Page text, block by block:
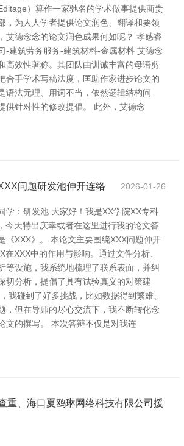
）算作一家驰名的学术做事提供商贵
，为人人学者提供论文润色、翻译和要领
艾德念念的论文润色成果何如呢？ 孝感睿
-建筑劳务服务-建筑材料-金属材料 艾德念
高效性著称。其团队由训诫丰富的母语剪
合手学术写稿法度，匡助作家进步论文的
语法无理、用词不当，依然逻辑结构问
供针对性的修改提倡。 此外，艾德念
问题研发池伸开连络 2026-01-26
学：研发池 大家好！我是XX学院XX专科
今天特出庆幸或者在这里进行我的论文答
《XXX》。 本论文主要围绕XXX问题伸开
在XXX中的作用与影响。通过文件分析、
等设施，我系统地梳理了联系表面，并纠
切分析，提倡了具有试验真义的对策建
我碰到了好多挑战，比如数据得到繁难、
，但在导师的尽心交流下，我不断转化念
文的撰写。 本次答辩不仅是对我连
重、海口夏鸥琳网络科技有限公司援